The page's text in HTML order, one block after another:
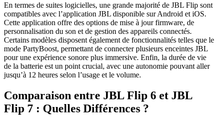
En termes de suites logicielles, une grande majorité de JBL Flip sont
compatibles avec l’application JBL disponible sur Android et iOS.
Cette application offre des options de mise à jour firmware, de
personnalisation du son et de gestion des appareils connectés.
Certains modèles disposent également de fonctionnalités telles que le
mode PartyBoost, permettant de connecter plusieurs enceintes JBL
pour une expérience sonore plus immersive. Enfin, la durée de vie
de la batterie est un point crucial, avec une autonomie pouvant aller
jusqu’à 12 heures selon l’usage et le volume.
Comparaison entre JBL Flip 6 et JBL
Flip 7 : Quelles Différences ?